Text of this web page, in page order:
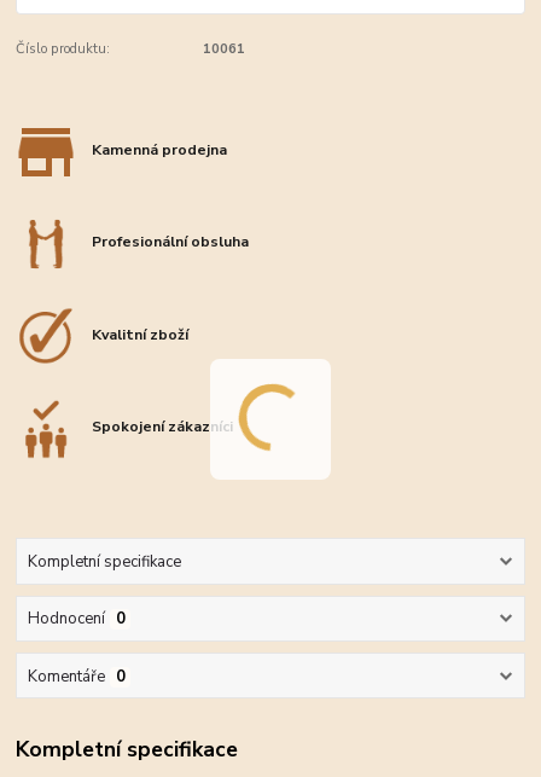
Číslo produktu: 10061
Kamenná prodejna
Profesionální obsluha
Kvalitní zboží
Spokojení zákazníci
Kompletní specifikace
Hodnocení 0
Komentáře 0
Kompletní specifikace